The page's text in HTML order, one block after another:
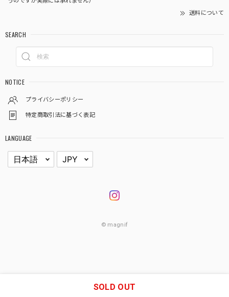
送料について
SEARCH
NOTICE
プライバシーポリシー
特定商取引法に基づく表記
LANGUAGE
© magnif
SOLD OUT